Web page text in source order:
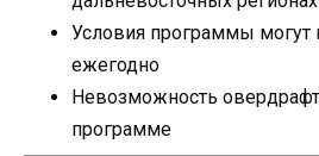
Условия программы могут
ежегодно
Невозможность
программе